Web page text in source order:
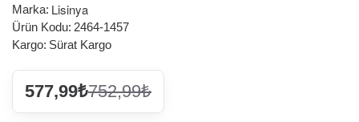
Marka: Lisinya
Ürün Kodu: 2464-1457
Kargo: Sürat Kargo
577,99₺752,99₺